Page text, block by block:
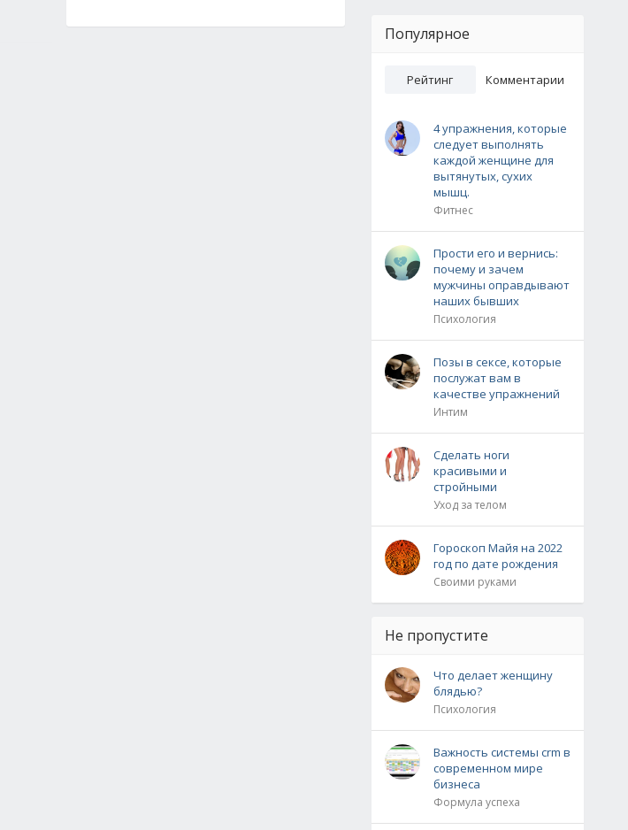
Популярное
Рейтинг Комментарии
4 упражнения, которые
следует выполнять
каждой женщине для
вытянутых, сухих
мышц.
Фитнес
Прости его и вернись:
почему и зачем
мужчины оправдывают
наших бывших
Психология
Позы в сексе, которые
послужат вам в
качестве упражнений
Интим
Сделать ноги
красивыми и
стройными
Уход за телом
Гороскоп Майя на 2022
год по дате рождения
Своими руками
Не пропустите
Что делает женщину
блядью?
Психология
Важность системы crm в
современном мире
бизнеса
Формула успеха